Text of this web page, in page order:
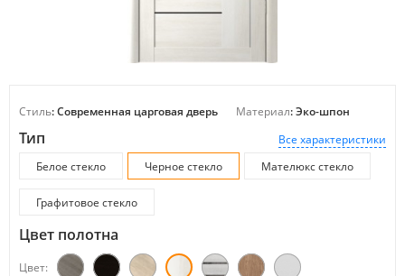
Стиль: Современная царговая дверь Материал: Эко-шпон
Все характеристики
Тип
Белое стекло Черное стекло Мателюкс стекло
Графитовое стекло
Цвет полотна
Цвет: